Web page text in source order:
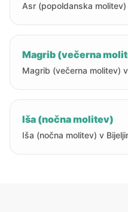
Asr (popoldanska
Magrib (večerna
Magrib (večerna molitev)
Iša (nočna molitev)
Iša (nočna molitev) v